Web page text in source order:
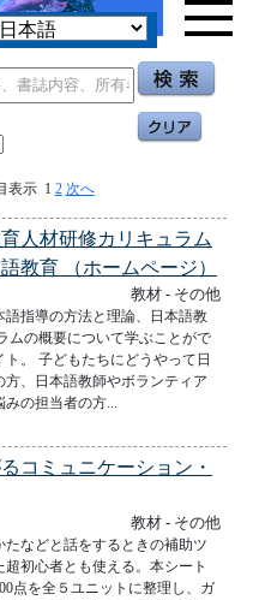
表示 1 2 次へ
人材研修カリキュラム
教育 （ホームページ）
教材 - その他
語指導の方法と理論、日本語教
ムの概要について学ぶことがで
。 子どもたちにどうやって日
、日本語教師やボランティア
の担当者の方...
コミュニケーション・
教材 - その他
たなどと話をするときの補助ツ
初心者とも使える。本シート
点を全５ユニットに整理し、ガ